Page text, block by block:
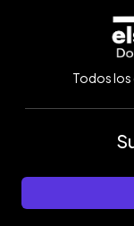
Todos